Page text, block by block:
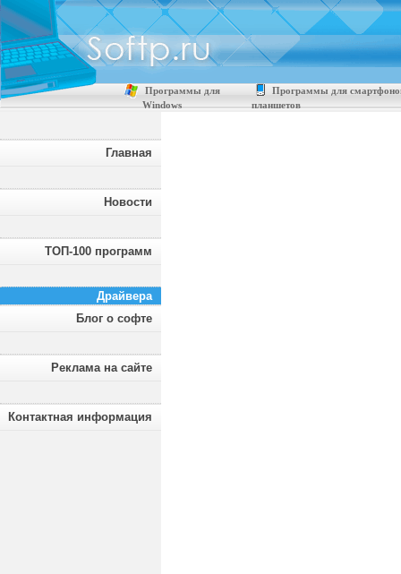
Программы для
Windows
Программы для
планшетов
Главная
Новости
ТОП-100 программ
Драйвера
Блог о софте
Реклама на сайте
Контактная информация